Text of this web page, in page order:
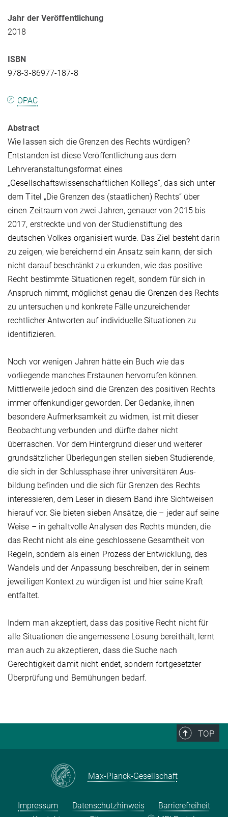
Jahr der Veröffentlichung
2018
ISBN
978-3-86977-187-8
OPAC
Abstract
Wie lassen sich die Grenzen des Rechts würdigen?
Entstanden ist diese Veröffentlichung aus dem
Lehrveranstaltungsformat eines
„Gesellschaftswissenschaftlichen Kollegs“, das sich unter
dem Titel „Die Grenzen des (staatlichen) Rechts“ über
einen Zeitraum von zwei Jahren, genauer von 2015 bis
2017, erstreckte und von der Studienstiftung des
deutschen Volkes organisiert wurde. Das Ziel besteht darin
zu zeigen, wie bereichernd ein Ansatz sein kann, der sich
nicht darauf beschränkt zu erkunden, wie das positive
Recht bestimmte Situationen regelt, sondern für sich in
Anspruch nimmt, möglichst genau die Grenzen des Rechts
zu untersuchen und konkrete Fälle unzu­reichender
rechtlicher Antworten auf indivi­duelle Situationen zu
identifizieren.
Noch vor wenigen Jahren hätte ein Buch wie das
vorliegende manches Erstaunen hervorrufen können.
Mittlerweile jedoch sind die Grenzen des positiven Rechts
immer offenkundiger geworden. Der Gedanke, ihnen
besondere Aufmerksamkeit zu widmen, ist mit dieser
Beob­achtung verbunden und dürfte daher nicht
überraschen. Vor dem Hintergrund dieser und weiterer
grundsätzlicher Überlegungen stellen sieben Studierende,
die sich in der Schlussphase ihrer universitären Aus­
bildung befinden und die sich für Grenzen des Rechts
interessieren, dem Leser in diesem Band ihre Sichtweisen
hierauf vor. Sie bieten sieben Ansätze, die – jeder auf seine
Weise – in gehaltvolle Analysen des Rechts münden, die
das Recht nicht als eine geschlossene Gesamtheit von
Regeln, sondern als einen Prozess der Entwicklung, des
Wandels und der Anpassung beschreiben, der in seinem
jeweiligen Kontext zu würdigen ist und hier seine Kraft
entfaltet.
Indem man akzeptiert, dass das positive Recht nicht für
alle Situationen die ange­messene Lösung bereithält, lernt
man auch zu akzeptieren, dass die Suche nach
Gerechtigkeit damit nicht endet, sondern fortgesetzter
Überprüfung und Bemühungen bedarf.
TOP
Max-Planck-Gesellschaft
Impressum Datenschutzhinweis
Barrierefreiheit